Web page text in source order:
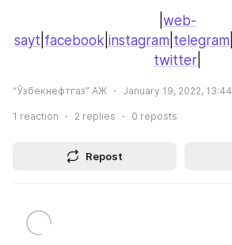
web-
sayt facebook instagram telegram
twitter
“Ўзбекнефтгаз” АЖ January 19, 2022, 13:44
1 reaction 2 replies 0 reposts
Repost